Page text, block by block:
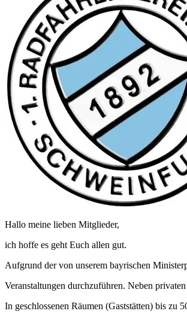
Hallo meine lieben Mitglieder,
ich hoffe es geht Euch allen gut.
Aufgrund der von unserem bayrischen
Veranstaltungen durchzuführen. Neben
In geschlossenen Räumen (Gaststätten) bis zu